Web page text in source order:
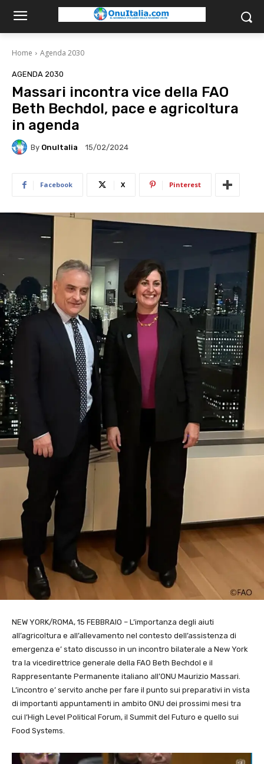
Home Agenda 2030
AGENDA 2030
Massari incontra vice della FAO
Beth Bechdol, pace e agricoltura
in agenda
By OnuItalia 15/02/2024
Facebook X Pinterest
NEW YORK/ROMA, 15 FEBBRAIO – L’importanza degli aiuti
all’agricoltura e all’allevamento nel contesto dell’assistenza di
emergenza e’ stato discusso in un incontro bilaterale a New York
tra la vicedirettrice generale della FAO Beth Bechdol e il
Rappresentante Permanente italiano all’ONU Maurizio Massari.
L’incontro e’ servito anche per fare il punto sui preparativi in vista
di importanti appuntamenti in ambito ONU dei prossimi mesi tra
cui l’High Level Political Forum, il Summit del Futuro e quello sui
Food Systems.